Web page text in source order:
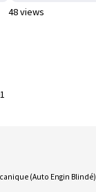
48 views
(Auto Engin Blindé)